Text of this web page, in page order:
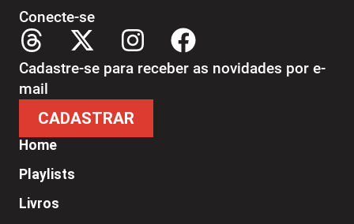
Home
Playlists
Livros
Conecte-se
Cadastre-se para receber as novidades por e-
mail
CADASTRAR